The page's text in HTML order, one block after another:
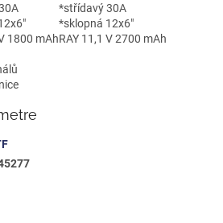
*střídavý 30A
*sklopná 12x6"
1800 mAhRAY 11,1 V 2700 mAh